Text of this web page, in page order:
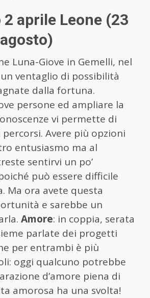
2 aprile Leone (23
Luna-Giove in Gemelli, nel
ventaglio di possibilità
dalla fortuna.
persone ed ampliare la
vi permette di
Avere più opzioni
entusiasmo ma al
sentirvi un po’
può essere difficile
Ma ora avete questa
e sarebbe un
Amore: in coppia, serata
parlate dei progetti
per entrambi è più
oggi qualcuno potrebbe
d’amore piena di
amorosa ha una svolta!